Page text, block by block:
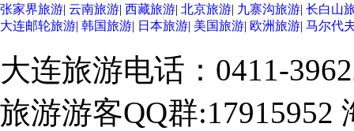
张家界旅游| 云南旅游| 西藏旅游| 北京旅游| 九寨沟旅游| 长白山
大连邮轮旅游| 韩国旅游| 日本旅游| 美国旅游| 欧洲旅游| 马尔代
大连旅游电话：0411-
旅游游客QQ群:17915952